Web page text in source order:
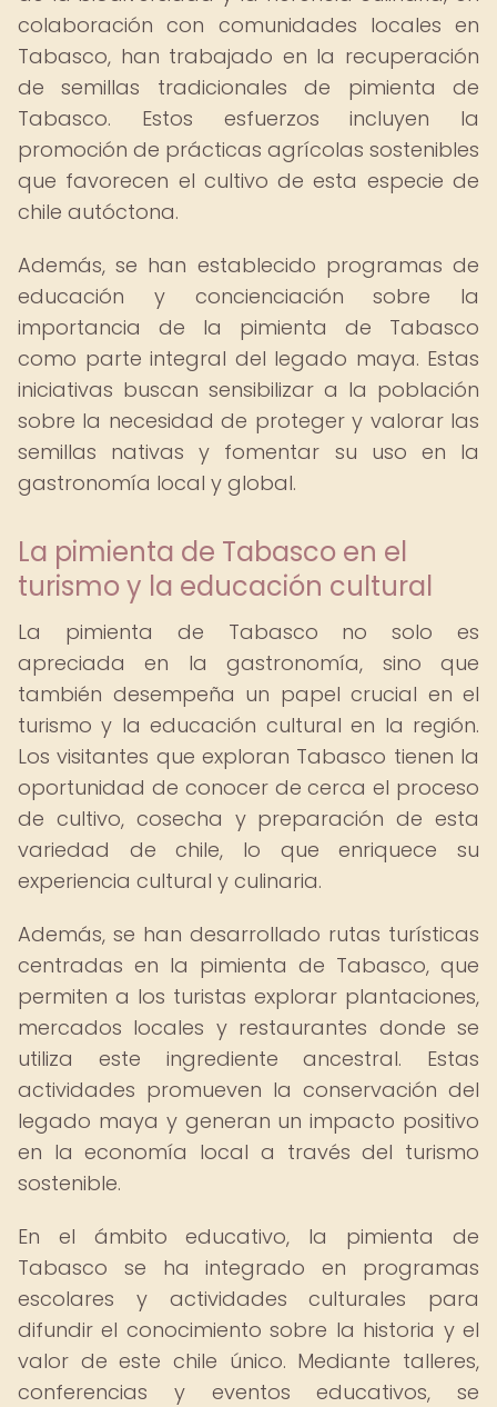
colaboración con comunidades locales en
Tabasco, han trabajado en la recuperación
de semillas tradicionales de pimienta de
Tabasco. Estos esfuerzos incluyen la
promoción de prácticas agrícolas sostenibles
que favorecen el cultivo de esta especie de
chile autóctona.
Además, se han establecido programas de
educación y concienciación sobre la
importancia de la pimienta de Tabasco
como parte integral del legado maya. Estas
iniciativas buscan sensibilizar a la población
sobre la necesidad de proteger y valorar las
semillas nativas y fomentar su uso en la
gastronomía local y global.
La pimienta de Tabasco en el
turismo y la educación cultural
La pimienta de Tabasco no solo es
apreciada en la gastronomía, sino que
también desempeña un papel crucial en el
turismo y la educación cultural en la región.
Los visitantes que exploran Tabasco tienen la
oportunidad de conocer de cerca el proceso
de cultivo, cosecha y preparación de esta
variedad de chile, lo que enriquece su
experiencia cultural y culinaria.
Además, se han desarrollado rutas turísticas
centradas en la pimienta de Tabasco, que
permiten a los turistas explorar plantaciones,
mercados locales y restaurantes donde se
utiliza este ingrediente ancestral. Estas
actividades promueven la conservación del
legado maya y generan un impacto positivo
en la economía local a través del turismo
sostenible.
En el ámbito educativo, la pimienta de
Tabasco se ha integrado en programas
escolares y actividades culturales para
difundir el conocimiento sobre la historia y el
valor de este chile único. Mediante talleres,
conferencias y eventos educativos, se